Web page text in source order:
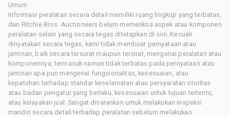
Umum
Informasi peralatan secara detail memiliki ruang lingkup yang terbatas,
dan Ritchie Bros. Auctioneers belum memeriksa aspek atau komponen
peralatan selain yang secara tegas ditetapkan di sini. Kecuali
dinyatakan secara tegas, kami tidak membuat pernyataan atau
jaminan, baik secara tersurat maupun tersirat, mengenai peralatan atau
komponennya, termasuk namun tidak terbatas pada pernyataan atau
jaminan apa pun mengenai fungsionalitas, kesesuaian, atau
kepatuhan terhadap standar keselamatan atau persyaratan otoritas
atau badan pengatur yang berlaku, kesesuaian untuk tujuan tertentu,
atau kelayakan jual. Sangat disarankan untuk melakukan inspeksi
mandiri secara detail terhadap peralatan sebelum melakukan